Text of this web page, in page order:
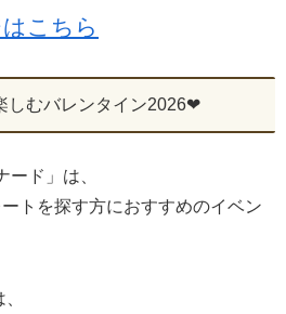
こちら
しむバレンタイン2026❤
ード」は、
トを探す方におすすめのイベン